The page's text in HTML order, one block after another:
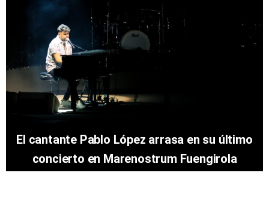
El cantante Pablo López arrasa en su último
concierto en Marenostrum Fuengirola